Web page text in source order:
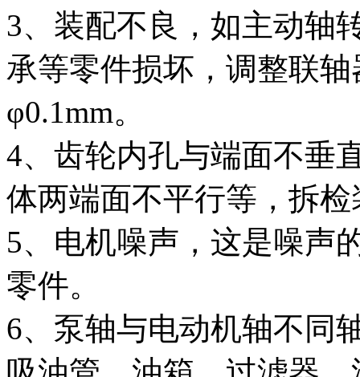
3、装配不良，如主动轴
承等零件损坏，调整联
φ0.1mm。
4、齿轮内孔与端面不垂
体两端面不平行等，拆
5、电机噪声，这是噪声
零件。
6、泵轴与电动机轴不同